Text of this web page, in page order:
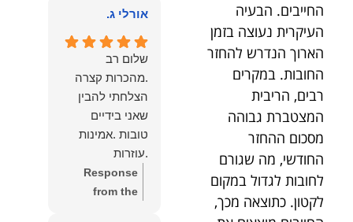
החייבים. הבעיה
העיקרית נעוצה בזמן
הארוך הנדרש להחזר
החובות. במקרים
רבים, הריבית
המצטברת גבוהה
מסכום ההחזר
החודשי, מה שגורם
לחובות לגדול במקום
לקטון. כתוצאה מכך,
הלב לכל מי
שמחפש עורך דין
מקצועי, אמין
ומסור.
הוא שלנו.
אורלי ג.
שלום רב
.מהכרות קצרה
הצלחתי להבין
שאני בידיים
טובות .אמינות
.עוזרות
.ומקשיבות .אין לי
מילים להודות
Response
from the